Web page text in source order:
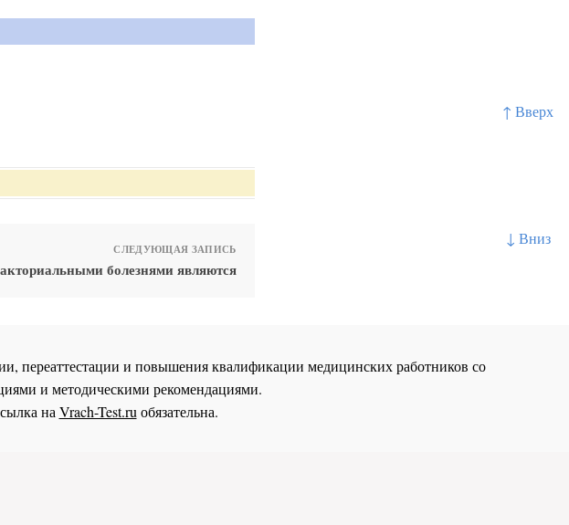
↑ Вверх
↓ Вниз
СЛЕДУЮЩАЯ ЗАПИСЬ
болезнями являются
переаттестации и повышения квалификации медицинских работников со
и методическими рекомендациями.
наVrach-Test.ruобязательна.